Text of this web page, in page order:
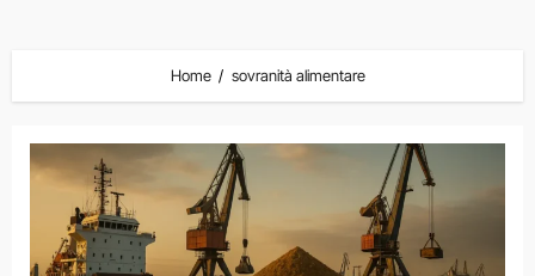
Home sovranità alimentare